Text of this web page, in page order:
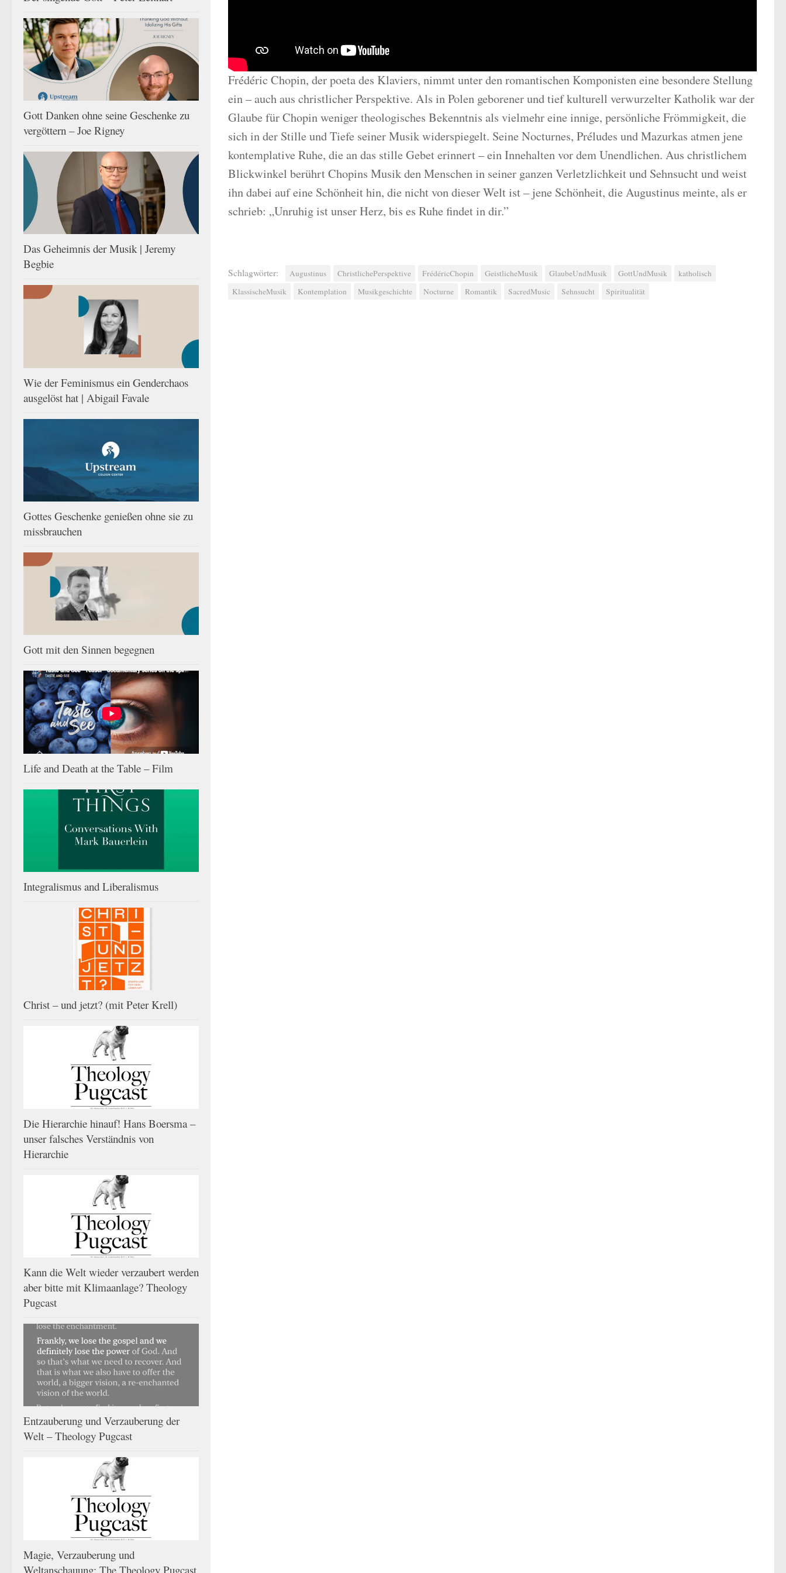
Frédéric Chopin, der poeta des Klaviers, nimmt unter den romantischen Komponisten eine besondere Stellung
ein – auch aus christlicher Perspektive. Als in Polen geborener und tief kulturell verwurzelter Katholik war der
Glaube für Chopin weniger theologisches Bekenntnis als vielmehr eine innige, persönliche Frömmigkeit, die
sich in der Stille und Tiefe seiner Musik widerspiegelt. Seine Nocturnes, Préludes und Mazurkas atmen jene
kontemplative Ruhe, die an das stille Gebet erinnert – ein Innehalten vor dem Unendlichen. Aus christlichem
Blickwinkel berührt Chopins Musik den Menschen in seiner ganzen Verletzlichkeit und Sehnsucht und weist
ihn dabei auf eine Schönheit hin, die nicht von dieser Welt ist – jene Schönheit, die Augustinus meinte, als er
schrieb: „Unruhig ist unser Herz, bis es Ruhe findet in dir.”
Schlagwörter: Augustinus ChristlichePerspektive FrédéricChopin GeistlicheMusik GlaubeUndMusik GottUndMusik
katholisch
KlassischeMusik
Kontemplation Musikgeschichte Nocturne Romantik SacredMusic Sehnsucht Spiritualität
Gott Danken ohne seine Geschenke zu
vergöttern – Joe Rigney
Das Geheimnis der Musik | Jeremy
Begbie
Wie der Feminismus ein Genderchaos
ausgelöst hat | Abigail Favale
Gottes Geschenke genießen ohne sie zu
missbrauchen
Gott mit den Sinnen begegnen
Life and Death at the Table – Film
Integralismus and Liberalismus
Christ – und jetzt? (mit Peter Krell)
Die Hierarchie hinauf! Hans Boersma –
unser falsches Verständnis von
Hierarchie
Kann die Welt wieder verzaubert werden
aber bitte mit Klimaanlage? Theology
Pugcast
Entzauberung und Verzauberung der
Welt – Theology Pugcast
Magie, Verzauberung und
Weltanschauung: The Theology Pugcast